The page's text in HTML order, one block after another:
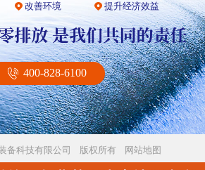
改善环境 提升经济效益
400-828-6100
备科技有限公司 版权所有 网站地图